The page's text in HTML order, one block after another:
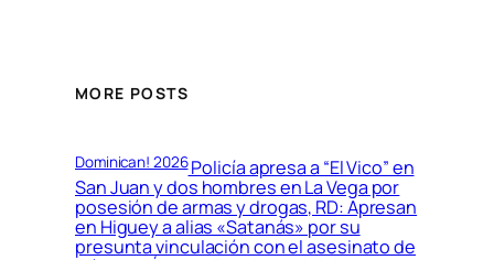
MORE POSTS
Dominican! 2026Policía apresa a “El Vico” en
San Juan y dos hombres en La Vega por
posesión de armas y drogas, RD: Apresan
en Higuey a alias «Satanás» por su
presunta vinculación con el asesinato de